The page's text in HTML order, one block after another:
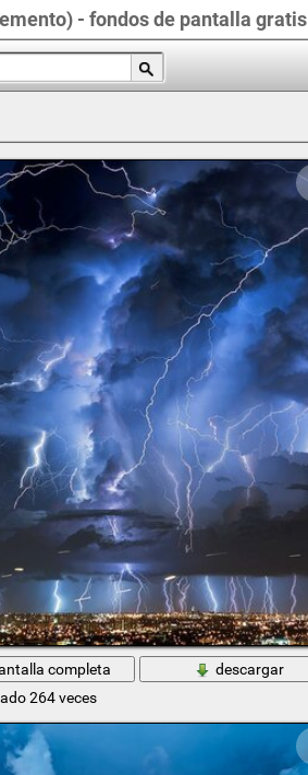
- fondos de pantalla gratis
completa
descargar
264 veces